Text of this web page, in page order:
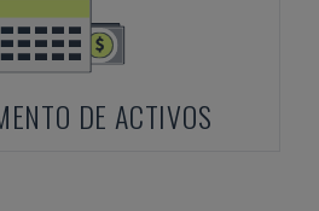
DE ACTIVOS